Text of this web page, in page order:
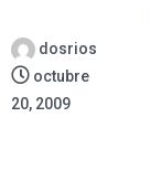
dosrios
octubre
20, 2009